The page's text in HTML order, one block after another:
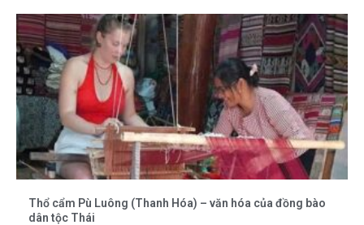
Thổ cẩm Pù Luông (Thanh Hóa) – văn hóa của đồng bào
dân tộc Thái